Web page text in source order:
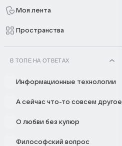
Моя лента
Пространства
В ТОПЕ НА ОТВЕТАХ
Информационные технологии
А сейчас что-то совсем другое
О любви без купюр
Философский вопрос